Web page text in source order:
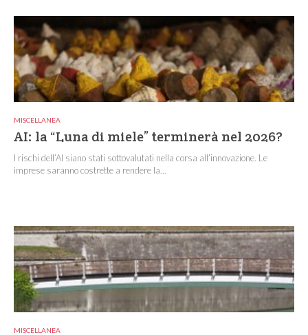
MISCELLANEA
AI: la “Luna di miele” terminerà nel 2026?
I rischi dell’AI siano stati sottovalutati nella corsa all’innovazione. Le
imprese saranno costrette a rendere la...
MISCELLANEA